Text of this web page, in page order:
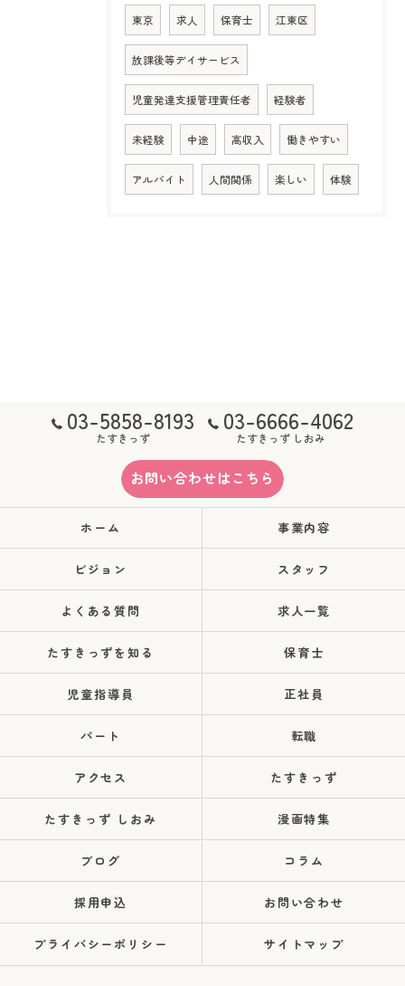
東京 求人 保育士 江東区
放課後等デイサービス
児童発達支援管理責任者 経験者
未経験 中途 高収入 働きやすい
アルバイト 人間関係 楽しい 体験
03-5858-8193
たすきっず
03-6666-4062
たすきっず しおみ
お問い合わせはこちら
ホーム 事業内容
ビジョン スタッフ
よくある質問 求人一覧
たすきっずを知る 保育士
児童指導員 正社員
パート 転職
アクセス たすきっず
たすきっず しおみ 漫画特集
ブログ コラム
採用申込 お問い合わせ
プライバシーポリシー サイトマップ